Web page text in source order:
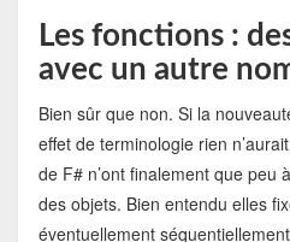
Les fonctions :
avec un autre
Bien sûr que non. Si la
effet de terminologie rien
de F# n’ont finalement que peu
des objets. Bien entendu elles
éventuellement